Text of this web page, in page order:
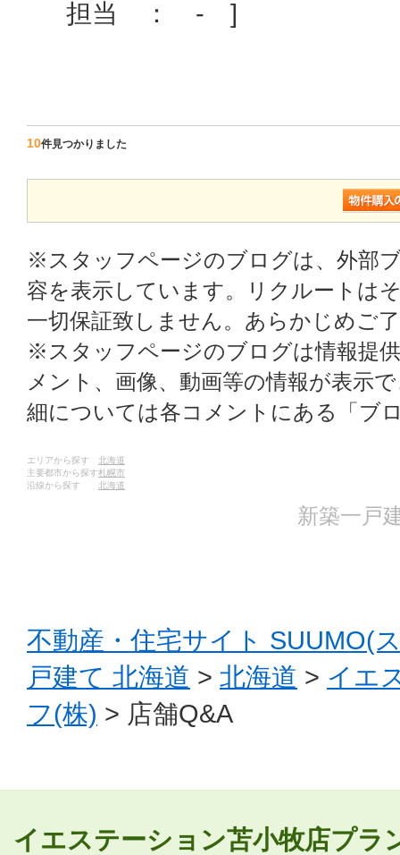
担当 ： - ]
10件見つかりました
※スタッフページのブログは、外部
容を表示しています。リクルートは
一切保証致しません。あらかじめご
※スタッフページのブログは情報提
メント、画像、動画等の情報が表示
細については各コメントにある「ブ
エリアから探す
北海道
主要都市から探す札幌市
沿線から探す
北海道
新築一戸
不動産・住宅サイト SUUMO(
戸建て 北海道 > 北海道 > イエ
フ(株) > 店舗Q&A
イエステーション苫小牧店プラ